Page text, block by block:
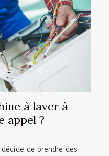
à laver à
appel ?
de prendre des